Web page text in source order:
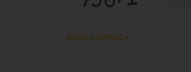
DODAJ OPINIĘ >